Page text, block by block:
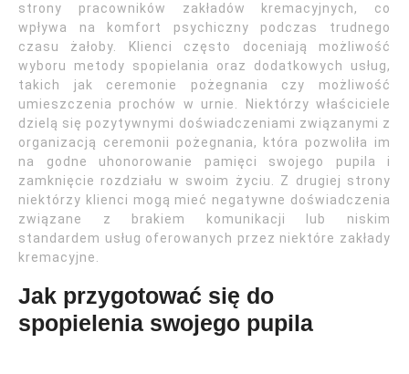
strony pracowników zakładów kremacyjnych, co
wpływa na komfort psychiczny podczas trudnego
czasu żałoby. Klienci często doceniają możliwość
wyboru metody spopielania oraz dodatkowych usług,
takich jak ceremonie pożegnania czy możliwość
umieszczenia prochów w urnie. Niektórzy właściciele
dzielą się pozytywnymi doświadczeniami związanymi z
organizacją ceremonii pożegnania, która pozwoliła im
na godne uhonorowanie pamięci swojego pupila i
zamknięcie rozdziału w swoim życiu. Z drugiej strony
niektórzy klienci mogą mieć negatywne doświadczenia
związane z brakiem komunikacji lub niskim
standardem usług oferowanych przez niektóre zakłady
kremacyjne.
Jak przygotować się do
spopielenia swojego pupila